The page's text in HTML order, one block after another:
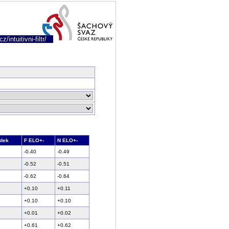
intuitivni-filtr/
F ELO+-
N ELO+-
-0.40 -0.49
-0.52 -0.51
-0.62 -0.64
+0.10 +0.11
+0.10 +0.10
+0.01 +0.02
+0.61 +0.62